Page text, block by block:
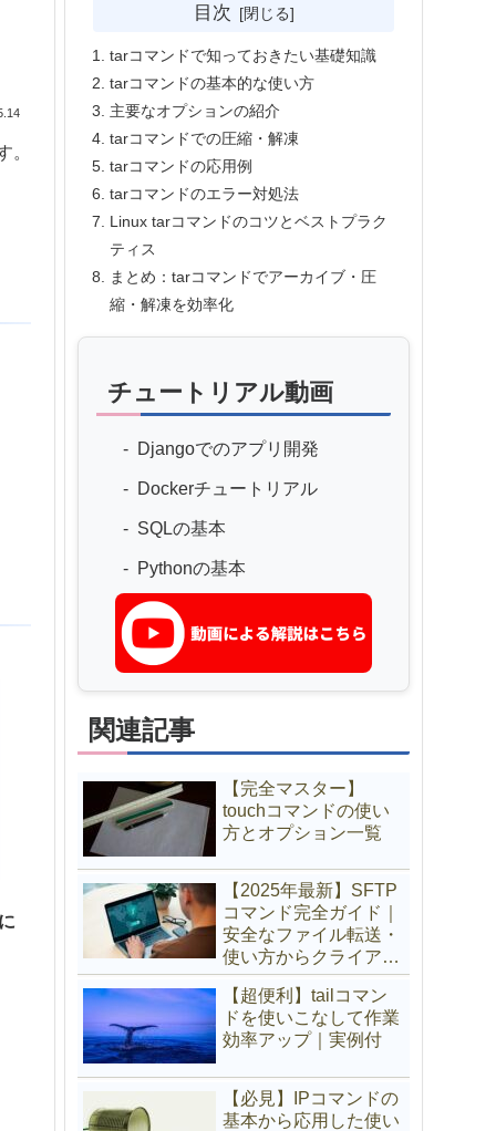
。
目次
tarコマンドで知っておきたい基礎知識
tarコマンドの基本的な使い方
主要なオプションの紹介
tarコマンドでの圧縮・解凍
tarコマンドの応用例
tarコマンドのエラー対処法
Linux tarコマンドのコツとベストプラク
ティス
まとめ：tarコマンドでアーカイブ・圧
縮・解凍を効率化
チュートリアル動画
Djangoでのアプリ開発
Dockerチュートリアル
SQLの基本
Pythonの基本
関連記事
【完全マスター】
touchコマンドの使い
方とオプション一覧
【2025年最新】SFTP
コマンド完全ガイド｜
安全なファイル転送・
使い方からクライアン
ト選びまで
【超便利】tailコマン
ドを使いこなして作業
効率アップ｜実例付
【必見】IPコマンドの
基本から応用した使い